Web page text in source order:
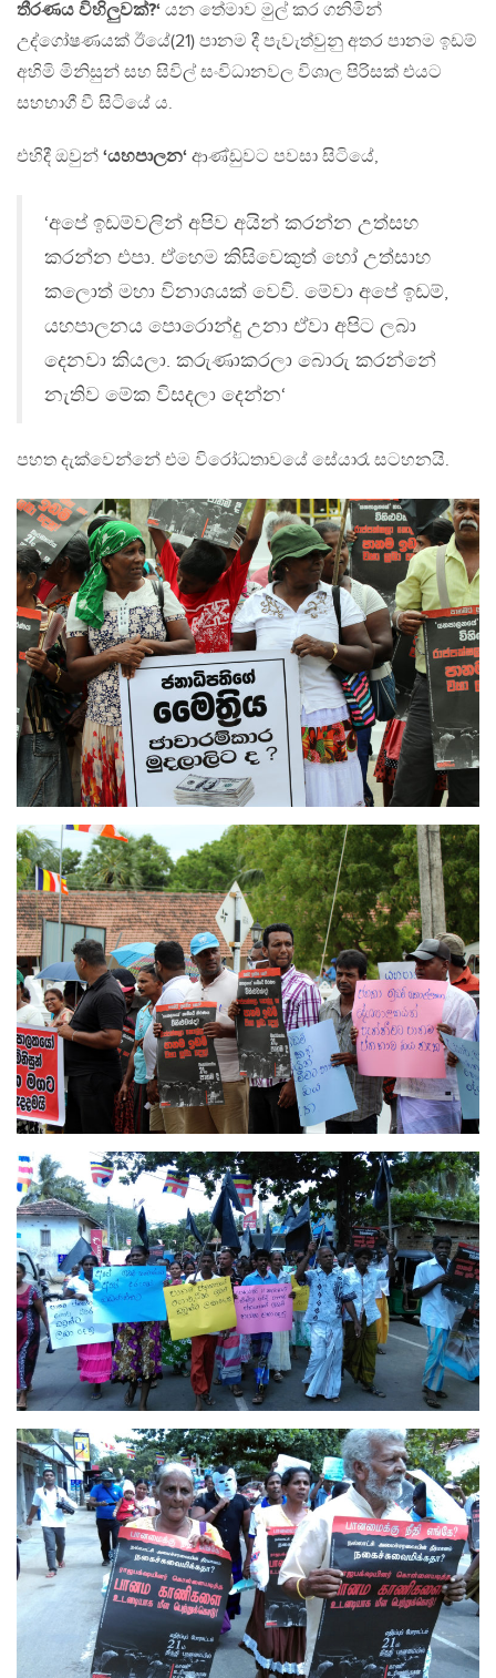
තීරණය විහිලුවක්?‘ යන තේමාව මුල් කර ගනිමින්
උද්ගෝෂණයක් ඊයේ(21) පානම දී පැවැත්වුනු අතර පානම ඉඩම්
අහිමි මිනිසුන් සහ සිවිල් සංවිධානවල විශාල පිරිසක් එයට
සහභාගී වී සිටියේ ය.
එහිදී ඔවුන් ‘යහපාලන‘ ආණ්ඩුවට පවසා සිටියේ,
‘අපේ ඉඩම්වලින් අපිව අයින් කරන්න උත්සහ
කරන්න එපා. ඒහෙම කිසිවෙකුත් හෝ උත්සාහ
කලොත් මහා විනාශයක් වෙවි. මේවා අපේ ඉඩම්,
යහපාලනය පොරොන්දු උනා ඒවා අපිට ලබා
දෙනවා කියලා. කරුණාකරලා බොරු කරන්නේ
නැතිව මේක විසදලා දෙන්න‘
පහත දැක්වෙන්නේ එම විරෝධතාවයේ සේයාරෑ සටහනයි.